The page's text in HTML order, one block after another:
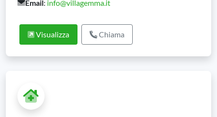
Email: info@villagemma.it
Visualizza Chiama